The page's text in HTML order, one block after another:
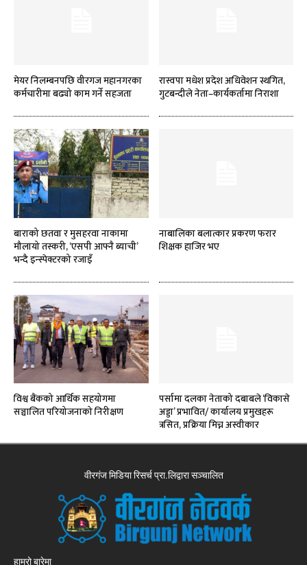
मेयर निलम्बनपछि वीरगज महानगरका
कर्मचारीमा बढ्यो काम गर्ने सहजता
रास्वपा मधेश प्रदेश अधिवेशन स्थगित,
गुटबन्दीले नेता–कार्यकर्तामा निराशा
बाराको छतवा र मुसहरवा नाकामा
मौलायो तस्करी, ‘एसपी आफ्नै ब्याची’
भन्दै इन्स्पेक्टरको रजाइँ
नाबालिका बलात्कार प्रकरण फरार
शिक्षक हाजिर भए
विश्व बैंकको आर्थिक सहयोगमा
सञ्चालित परियोजनाको निरीक्षण
पर्सामा दलका नेताको दबाबले ‘विकासे
अड्डा’ प्रभावित/ कार्यालय प्रमुखहरू
त्रसित, प्रक्रिया मिच्न अस्वीकार
वीरगंज मिडिया रिसर्च प्रा.लिद्वारा सञ्चालित
हाम्रो बारेमा